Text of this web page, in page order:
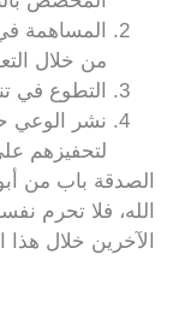
المساهمة
من خلال
التطوع في
نشر الوعي
لتحفيزهم
الصدقة باب من
الله، فلا تحرم
الآخرين خلال